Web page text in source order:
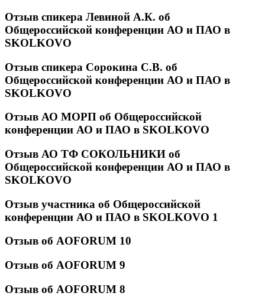
Отзыв спикера Левиной А.К. об
Общероссийской конференции АО и ПАО в
SKOLKOVO
Отзыв спикера Сорокина С.В. об
Общероссийской конференции АО и ПАО в
SKOLKOVO
Отзыв АО МОРП об Общероссийской
конференции АО и ПАО в SKOLKOVO
Отзыв АО ТФ СОКОЛЬНИКИ об
Общероссийской конференции АО и ПАО в
SKOLKOVO
Отзыв участника об Общероссийской
конференции АО и ПАО в SKOLKOVO 1
Отзыв об AOFORUM 10
Отзыв об AOFORUM 9
Отзыв об AOFORUM 8